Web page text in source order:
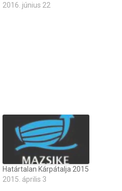
2016. június 22
Határtalan Kárpátalja 2015
2015. április 3